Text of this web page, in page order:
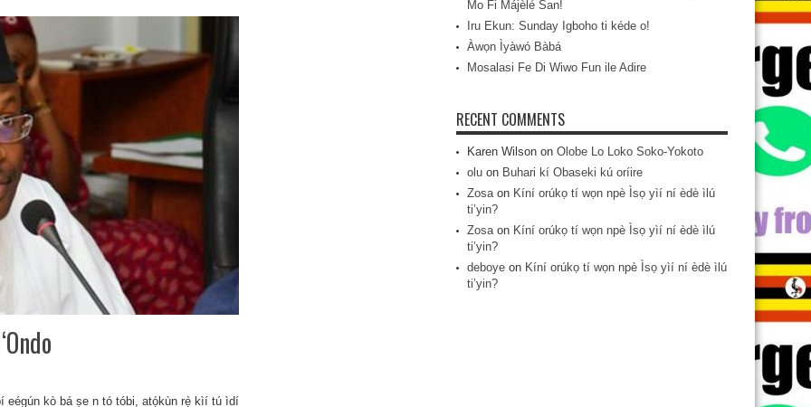
eégún kò bá ṣe n tó tóbi, atọ́kùn rẹ̀ kìí tú ìdí
Mo Fi Májèlé San!
Iru Ekun: Sunday Igboho ti kéde o!
Àwọn Ìyàwó Bàbá
Mosalasi Fe Di Wiwo Fun ile Adire
RECENT COMMENTS
Karen Wilson on Olobe Lo Loko Soko-Yokoto
olu on Buhari kí Obaseki kú oríire
Zosaon Kíní orúkọ tí wọn npè Ìsọ yìí ní èdè ìlú
ti’yin?
Zosaon Kíní orúkọ tí wọn npè Ìsọ yìí ní èdè ìlú
ti’yin?
deboye on Kíní orúkọ tí wọn npè Ìsọ yìí ní èdè ìlú
ti’yin?